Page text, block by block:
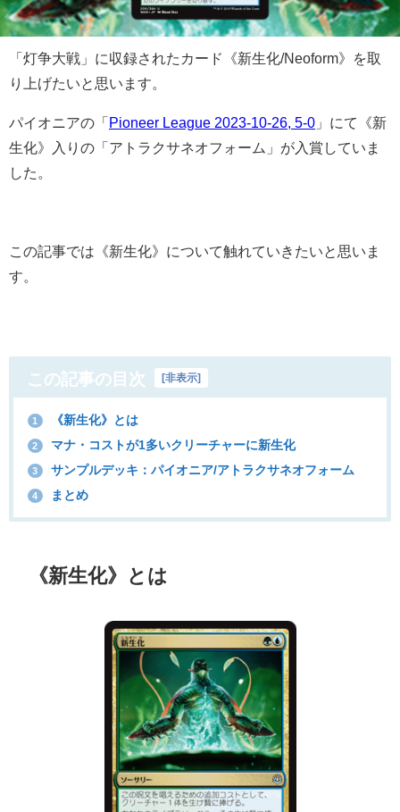
「灯争大戦」に収録されたカード《新生化/Neoform》を取
り上げたいと思います。
パイオニアの「 Pioneer League 2023-10-26, 5-0 」にて《新
生化》入りの「アトラクサネオフォーム」が入賞していま
した。
この記事では《新生化》について触れていきたいと思いま
す。
この記事の目次 非表示
1 《新生化》とは
2 マナ・コストが1多いクリーチャーに新生化
3 サンプルデッキ：パイオニア/アトラクサネオフォーム
4 まとめ
《新生化》とは